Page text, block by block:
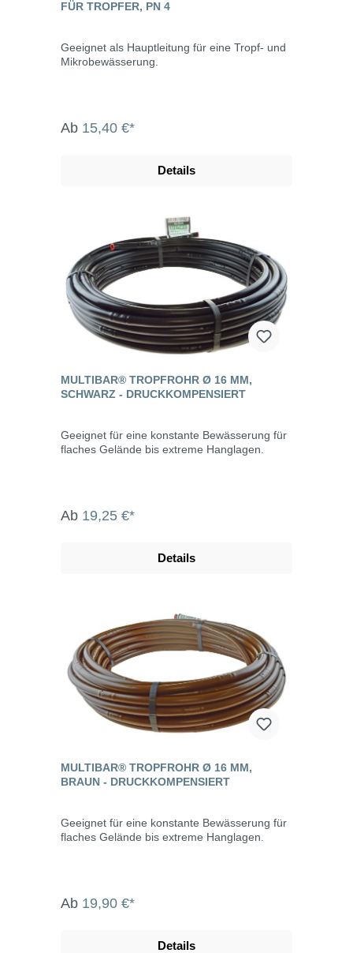
FÜR TROPFER, PN 4
Geeignet als Hauptleitung für eine Tropf- und
Mikrobewässerung.
Ab 15,40 €*
Details
MULTIBAR® TROPFROHR Ø 16 MM,
SCHWARZ - DRUCKKOMPENSIERT
Geeignet für eine konstante Bewässerung für
flaches Gelände bis extreme Hanglagen.
Ab 19,25 €*
Details
MULTIBAR® TROPFROHR Ø 16 MM,
BRAUN - DRUCKKOMPENSIERT
Geeignet für eine konstante Bewässerung für
flaches Gelände bis extreme Hanglagen.
Ab 19,90 €*
Details